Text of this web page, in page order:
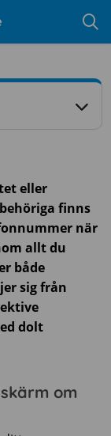
eller
finns
när
allt du
både
sig från
dolt
om